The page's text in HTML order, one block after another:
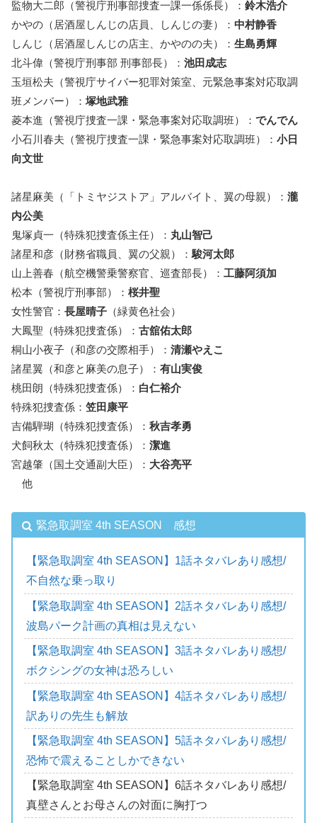
監物大二郎（警視庁刑事部捜査一課一係係長）： 鈴木浩介
かやの（居酒屋しんじの店員、しんじの妻）： 中村静香
しんじ（居酒屋しんじの店主、かやのの夫）： 生島勇輝
北斗偉（警視庁刑事部 刑事部長）： 池田成志
玉垣松夫（警視庁サイバー犯罪対策室、元緊急事案対応取調
班メンバー）： 塚地武雅
菱本進（警視庁捜査一課・緊急事案対応取調班）： でんでん
小石川春夫（警視庁捜査一課・緊急事案対応取調班）： 小日
向文世
諸星麻美（「トミヤジストア」アルバイト、翼の母親）： 瀧
内公美
鬼塚貞一（特殊犯捜査係主任）： 丸山智己
諸星和彦（財務省職員、翼の父親）： 駿河太郎
山上善春（航空機警乗警察官、巡査部長）： 工藤阿須加
松本（警視庁刑事部）： 桜井聖
女性警官： 長屋晴子 （緑黄色社会）
大鳳聖（特殊犯捜査係）： 古舘佑太郎
桐山小夜子（和彦の交際相手）： 清瀬やえこ
諸星翼（和彦と麻美の息子）： 有山実俊
桃田朗（特殊犯捜査係）： 白仁裕介
特殊犯捜査係： 笠田康平
吉備騨瑚（特殊犯捜査係）： 秋吉孝勇
犬飼秋太（特殊犯捜査係）： 潔進
宮越肇（国土交通副大臣）： 大谷亮平
他
緊急取調室 4th SEASON 感想
【緊急取調室 4th SEASON】1話ネタバレあり感想/
不自然な乗っ取り
【緊急取調室 4th SEASON】2話ネタバレあり感想/
波島パーク計画の真相は見えない
【緊急取調室 4th SEASON】3話ネタバレあり感想/
ボクシングの女神は恐ろしい
【緊急取調室 4th SEASON】4話ネタバレあり感想/
訳ありの先生も解放
【緊急取調室 4th SEASON】5話ネタバレあり感想/
恐怖で震えることしかできない
【緊急取調室 4th SEASON】6話ネタバレあり感想/
真壁さんとお母さんの対面に胸打つ